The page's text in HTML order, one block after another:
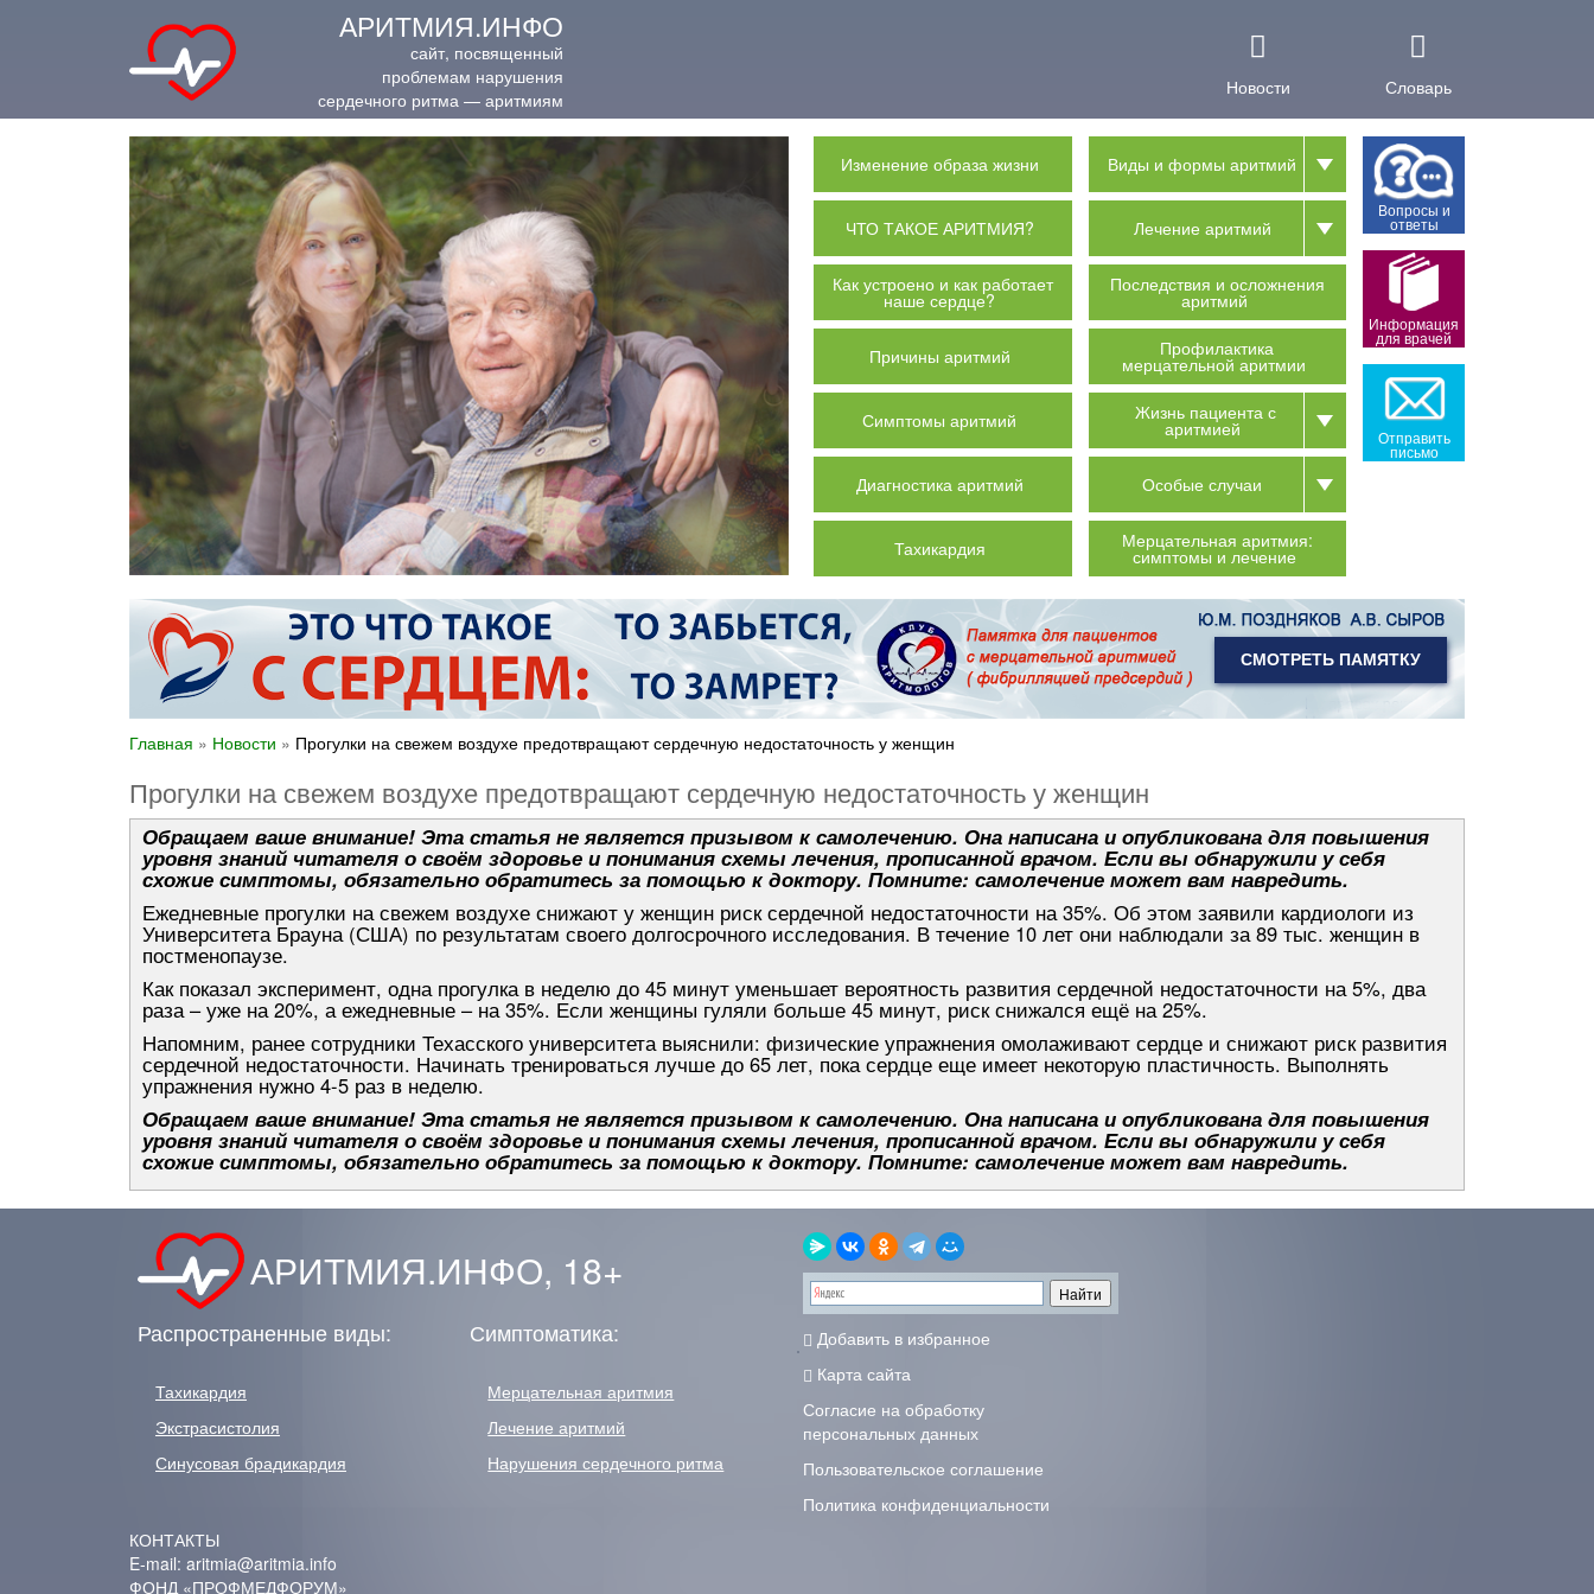
АРИТМИЯ.ИНФО
сайт, посвященный
проблемам нарушения
сердечного ритма — аритмиям
Новости Словарь
Изменение образа жизни
ЧТО ТАКОЕ АРИТМИЯ?
Как устроено и как работает
наше сердце?
Причины аритмий
Симптомы аритмий
Диагностика аритмий
Тахикардия
Виды и формы аритмий
Лечение аритмий
Последствия и осложнения
аритмий
Профилактика
мерцательной аритмии
Жизнь пациента с
аритмией
Особые случаи
Мерцательная аритмия:
симптомы и лечение
Вопросы и
ответы
Информация
для врачей
Отправить
письмо
СМОТРЕТЬ ПАМЯТКУ
Главная » Новости » Прогулки на свежем воздухе предотвращают сердечную недостаточность у женщин
Прогулки на свежем воздухе предотвращают сердечную недостаточность у женщин
Обращаем ваше внимание! Эта статья не является призывом к самолечению. Она написана и опубликована для повышения
уровня знаний читателя о своём здоровье и понимания схемы лечения, прописанной врачом. Если вы обнаружили у себя
схожие симптомы, обязательно обратитесь за помощью к доктору. Помните: самолечение может вам навредить.
Ежедневные прогулки на свежем воздухе снижают у женщин риск сердечной недостаточности на 35%. Об этом заявили кардиологи из
Университета Брауна (США) по результатам своего долгосрочного исследования. В течение 10 лет они наблюдали за 89 тыс. женщин в
постменопаузе.
Как показал эксперимент, одна прогулка в неделю до 45 минут уменьшает вероятность развития сердечной недостаточности на 5%, два
раза – уже на 20%, а ежедневные – на 35%. Если женщины гуляли больше 45 минут, риск снижался ещё на 25%.
Напомним, ранее сотрудники Техасского университета выяснили: физические упражнения омолаживают сердце и снижают риск развития
сердечной недостаточности. Начинать тренироваться лучше до 65 лет, пока сердце еще имеет некоторую пластичность. Выполнять
упражнения нужно 4-5 раз в неделю.
Обращаем ваше внимание! Эта статья не является призывом к самолечению. Она написана и опубликована для повышения
уровня знаний читателя о своём здоровье и понимания схемы лечения, прописанной врачом. Если вы обнаружили у себя
схожие симптомы, обязательно обратитесь за помощью к доктору. Помните: самолечение может вам навредить.
Добавить в избранное
Карта сайта
Согласие на обработку
персональных данных
Пользовательское соглашение
Политика конфиденциальности
АРИТМИЯ.ИНФО, 18+
Распространенные виды:
Тахикардия
Экстрасистолия
Синусовая брадикардия
Симптоматика:
Мерцательная аритмия
Лечение аритмий
Нарушения сердечного ритма
КОНТАКТЫ
E-mail: aritmia@aritmia.info
ФОНД «ПРОФМЕДФОРУМ»